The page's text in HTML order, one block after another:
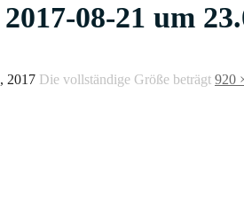
08-21 um
2017 Die vollständige Größe beträgt 920